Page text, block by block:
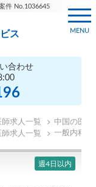
件 No.1036645
ス
合わせ
MENU
求人一覧
中国の医師
求人一覧 一般内科の
週4日以内